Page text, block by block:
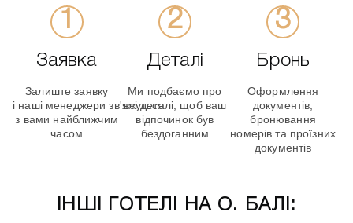
Заявка
Залиште заявку
і наші менеджери зв'яжуться
з вами найближчим
часом
Деталі
Ми подбаємо про
всі деталі, щоб ваш
відпочинок був
бездоганним
Бронь
Оформлення
документів,
бронювання
номерів та проїзних
документів
ІНШІ ГОТЕЛІ НА О. БАЛІ: